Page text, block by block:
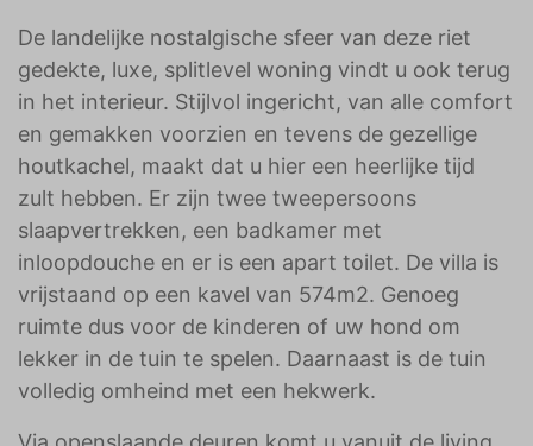
De landelijke nostalgische sfeer van deze riet
gedekte, luxe, splitlevel woning vindt u ook terug
in het interieur. Stijlvol ingericht, van alle comfort
en gemakken voorzien en tevens de gezellige
houtkachel, maakt dat u hier een heerlijke tijd
zult hebben. Er zijn twee tweepersoons
slaapvertrekken, een badkamer met
inloopdouche en er is een apart toilet. De villa is
vrijstaand op een kavel van 574m2. Genoeg
ruimte dus voor de kinderen of uw hond om
lekker in de tuin te spelen. Daarnaast is de tuin
volledig omheind met een hekwerk.